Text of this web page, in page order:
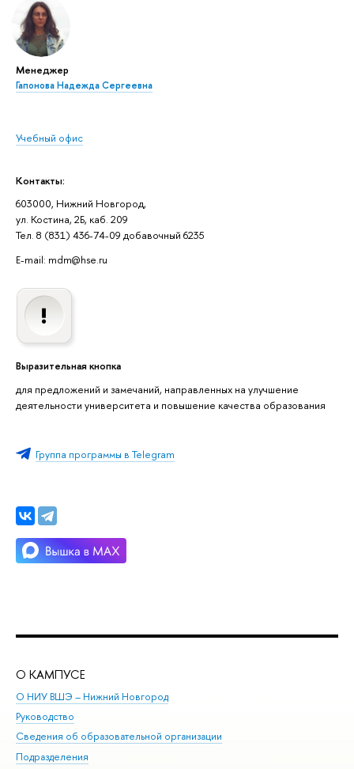
Менеджер
Гапонова Надежда Сергеевна
Учебный офис
Контакты:
603000, Нижний Новгород,
ул. Костина, 2Б, каб. 209
Тел. 8 (831) 436-74-09 добавочный 6235
E-mail: mdm@hse.ru
Выразительная кнопка
для предложений и замечаний, направленных на улучшение
деятельности университета и повышение качества образования
Группа программы в Telegram
О КАМПУСЕ
О НИУ ВШЭ – Нижний Новгород
Руководство
Сведения об образовательной организации
Подразделения